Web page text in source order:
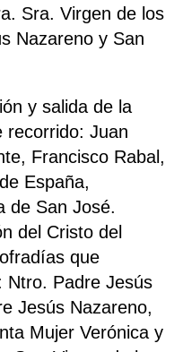
Sra. Virgen de los
Nazareno y San
y salida de la
recorrido: Juan
Francisco Rabal,
España,
de San José.
del Cristo del
que
Ntro. Padre Jesús
Jesús Nazareno,
Mujer Verónica y